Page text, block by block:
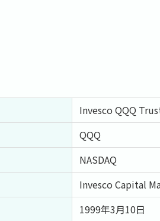
Invesco QQQ
QQQ
NASDAQ
Invesco Capital
1999年3月10日